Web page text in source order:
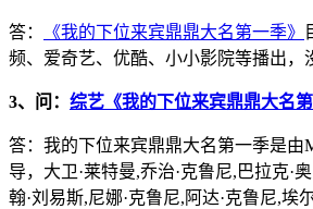
答： 《我的下位来宾鼎鼎大名第一季》
频、爱奇艺、优酷、小小影院等播出，
3、问： 综艺《我的下位来宾鼎鼎大名第
答：我的下位来宾鼎鼎大名第一季是由
导，大卫·莱特曼,乔治·克鲁尼,巴拉克·
翰·刘易斯,尼娜·克鲁尼,阿达·克鲁尼,埃